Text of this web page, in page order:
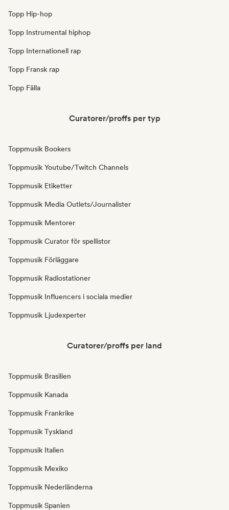
Topp Hip-hop
Topp Instrumental hiphop
Topp Internationell rap
Topp Fransk rap
Topp Fälla
Curatorer/proffs per typ
Toppmusik Bookers
Toppmusik Youtube/Twitch Channels
Toppmusik Etiketter
Toppmusik Media Outlets/Journalister
Toppmusik Mentorer
Toppmusik Curator för spellistor
Toppmusik Förläggare
Toppmusik Radiostationer
Toppmusik Influencers i sociala medier
Toppmusik Ljudexperter
Curatorer/proffs per land
Toppmusik Brasilien
Toppmusik Kanada
Toppmusik Frankrike
Toppmusik Tyskland
Toppmusik Italien
Toppmusik Mexiko
Toppmusik Nederländerna
Toppmusik Spanien